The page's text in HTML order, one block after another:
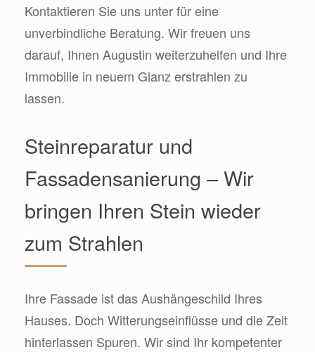
Kontaktieren Sie uns unter für eine
unverbindliche Beratung. Wir freuen uns
darauf, Ihnen Augustin weiterzuhelfen und Ihre
Immobilie in neuem Glanz erstrahlen zu
lassen.
Steinreparatur und
Fassadensanierung – Wir
bringen Ihren Stein wieder
zum Strahlen
Ihre Fassade ist das Aushängeschild Ihres
Hauses. Doch Witterungseinflüsse und die Zeit
hinterlassen Spuren. Wir sind Ihr kompetenter